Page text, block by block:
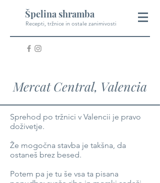
Špelina shramba
Recepti, tržnice in ostale zanimivosti
Mercat Central, Valencia
Sprehod po tržnici v Valencii je pravo
doživetje.
Že mogočna stavba je takšna, da
ostaneš brez besed.
Potem pa je tu še vsa ta pisana